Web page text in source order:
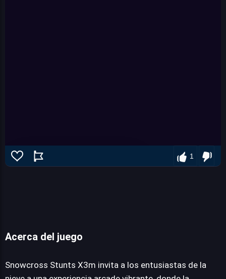
1
Acerca del juego
Snowcross Stunts X3m invita a los entusiastas de la